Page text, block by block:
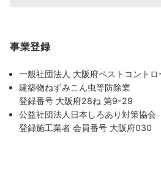
事業登録
一般社団法人 大阪府ペストコントロ
建築物ねずみこん虫等防除業
登録番号 大阪府28ね 第9-29
公益社団法人日本しろあり対策協会
登録施工業者 会員番号 大阪府030